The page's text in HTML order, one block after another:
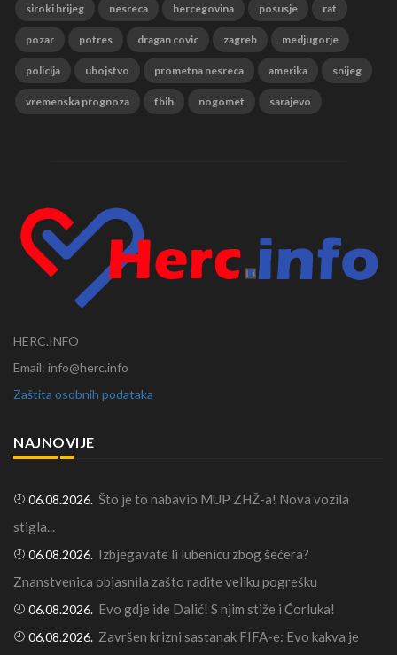
siroki brijeg nesreca hercegovina posusje rat
pozar potres dragan covic zagreb medjugorje
policija ubojstvo prometna nesreca amerika snijeg
vremenska prognoza fbih nogomet sarajevo
HERC.INFO
Email: info@herc.info
Zaštita osobnih podataka
NAJNOVIJE
06.08.2026. Što je to nabavio MUP ZHŽ-a! Nova vozila
stigla...
06.08.2026. Izbjegavate li lubenicu zbog šećera?
Znanstvenica objasnila zašto radite veliku pogrešku
06.08.2026. Evo gdje ide Dalić! S njim stiže i Ćorluka!
06.08.2026. Završen krizni sastanak FIFA-e: Evo kakva je